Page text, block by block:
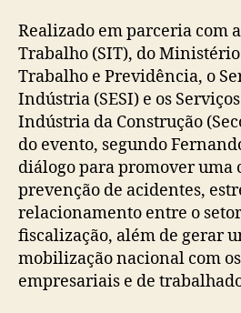
Realizado em parceria com
Trabalho (SIT), do
Trabalho e Previdência, o
Indústria (SESI) e os
Indústria da Construção
do evento, segundo
diálogo para promover uma
prevenção de acidentes,
relacionamento entre o
fiscalização, além de gerar
mobilização nacional com
empresariais e de